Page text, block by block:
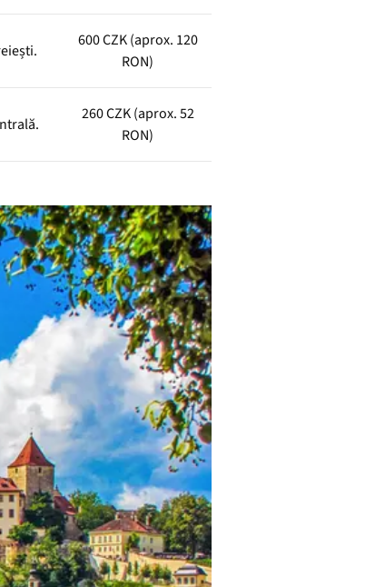
600 CZK (aprox. 120
RON)
260 CZK (aprox. 52
RON)